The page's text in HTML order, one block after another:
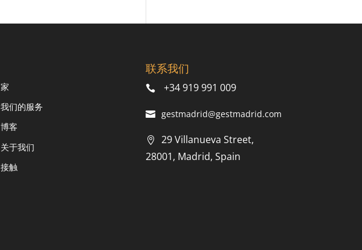
家
我们的服务
博客
关于我们
接触
联系我们
+34 919 991 009
gestmadrid@gestmadrid.com
29 Villanueva Street,
28001, Madrid, Spain